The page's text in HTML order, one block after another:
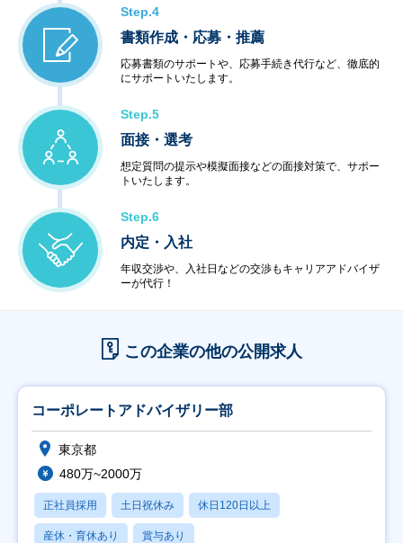
Step.4
書類作成・応募・推薦
応募書類のサポートや、応募手続き代行など、徹底的
にサポートいたします。
Step.5
面接・選考
想定質問の提示や模擬面接などの面接対策で、サポー
トいたします。
Step.6
内定・入社
年収交渉や、入社日などの交渉もキャリアアドバイザ
ーが代行！
この企業の他の公開求人
コーポレートアドバイザリー部
東京都
480万~2000万
正社員採用 土日祝休み 休日120日以上
産休・育休あり 賞与あり